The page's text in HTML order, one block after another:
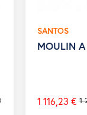
SANTOS
MOULIN
Prix
1
1 116,23 €